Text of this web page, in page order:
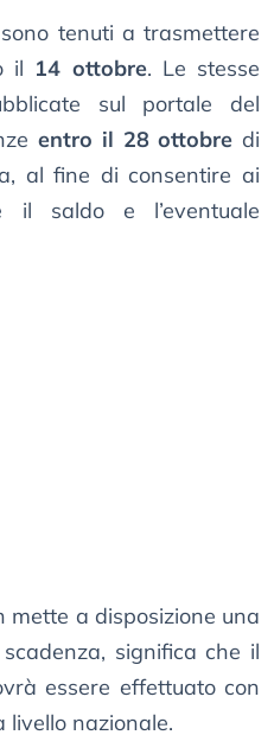
tenuti a trasmettere
il 14 ottobre. Le stesse
sul portale del
entro il 28 ottobre di
al fine di consentire ai
il saldo e l’eventuale
mette a disposizione una
significa che il
essere effettuato con
livello nazionale.